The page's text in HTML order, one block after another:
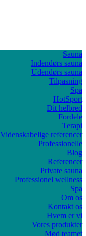
Sauna
Indendørs sauna
Udendørs sauna
Tilpasning
Spa
HotSport
Dit helbred
Fordele
Terapi
Videnskabelige referencer
Professionelle
Blog
Referencer
Private sauna
Professionel wellness
Spa
Om os
Kontakt os
Hvem er vi
Vores produkter
Mød teamet